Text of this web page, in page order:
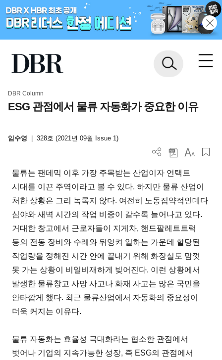
DBR Column
ESG 관점에서 물류 자동화가 중요한 이유
임수영 328호 (2021년 09월 Issue 1)
물류는 팬데믹 이후 가장 주목받는 산업이자 언택트
시대를 이끈 주역이라고 볼 수 있다. 하지만 물류 산업이
처한 상황은 그리 녹록지 않다. 여전히 노동집약적인데다
심야와 새벽 시간의 작업 비중이 갈수록 늘어나고 있다.
거대한 창고에서 근로자들이 지게차, 핸드팔레트트럭
등의 전동 장비와 수레와 뒤엉켜 일하는 가운데 할당된
작업량을 정해진 시간 안에 끝내기 위해 화장실도 맘껏
못 가는 상황이 비일비재하게 빚어진다. 이런 상황에서
발생한 물류창고 사망 사고나 화재 사고는 많은 국민을
안타깝게 했다. 최근 물류산업에서 자동화의 중요성이
더욱 커지는 이유다.
물류 자동화는 효율성 극대화라는 협소한 관점에서
벗어나 기업의 지속가능한 성장, 즉 ESG의 관점에서